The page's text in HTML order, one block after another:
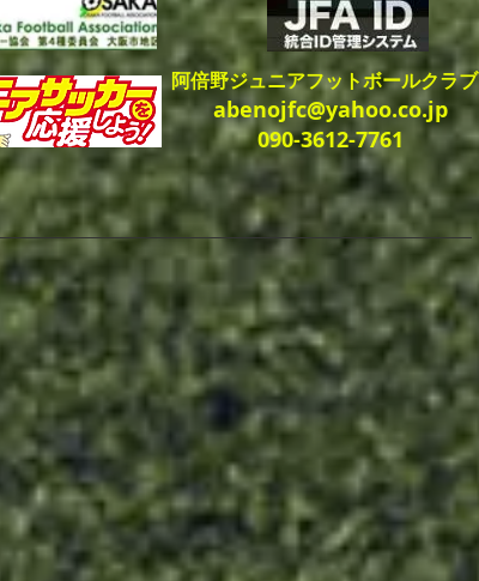
​阿倍野ジュニアフットボールクラブ​
abenojfc@yahoo.co.jp
090-3612-7761